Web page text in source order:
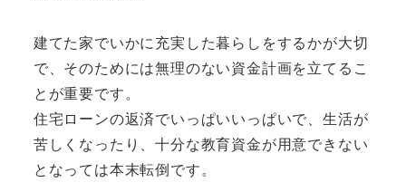
建てた家でいかに充実した暮らしをするかが大切
で、そのためには無理のない資金計画を立てるこ
とが重要です。
住宅ローンの返済でいっぱいいっぱいで、生活が
苦しくなったり、十分な教育資金が用意できない
となっては本末転倒です。